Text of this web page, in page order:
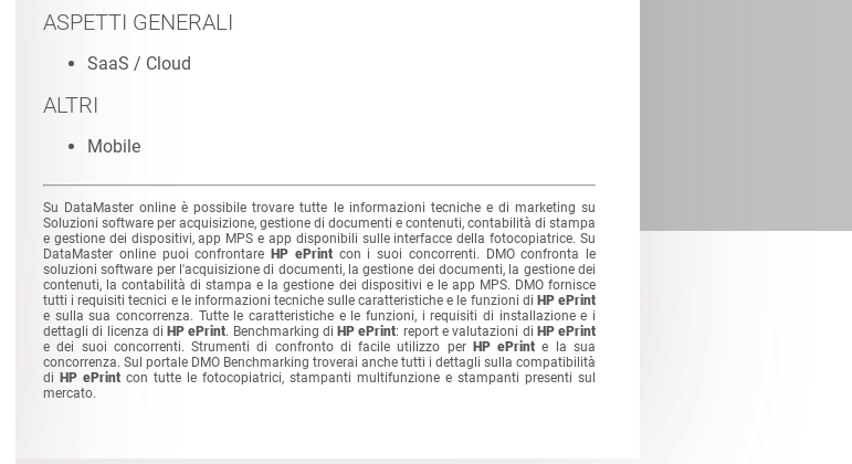
ASPETTI GENERALI
SaaS / Cloud
ALTRI
Mobile
Su DataMaster online è possibile trovare tutte le informazioni tecniche e di marketing su
Soluzioni software per acquisizione, gestione di documenti e contenuti, contabilità di stampa
e gestione dei dispositivi, app MPS e app disponibili sulle interfacce della fotocopiatrice. Su
DataMaster online puoi confrontare HP ePrintcon i suoi concorrenti. DMO confronta le
soluzioni software per l'acquisizione di documenti, la gestione dei documenti, la gestione dei
contenuti, la contabilità di stampa e la gestione dei dispositivi e le app MPS. DMO fornisce
tutti i requisiti tecnici e le informazioni tecniche sulle caratteristiche e le funzioni di HP ePrint
e sulla sua concorrenza. Tutte le caratteristiche e le funzioni, i requisiti di installazione e i
dettagli di licenza di HP ePrint. Benchmarking di HP ePrint: report e valutazioni di HP ePrint
e dei suoi concorrenti. Strumenti di confronto di facile utilizzo per HP ePrint e la sua
concorrenza. Sul portale DMO Benchmarking troverai anche tutti i dettagli sulla compatibilità
di HP ePrint con tutte le fotocopiatrici, stampanti multifunzione e stampanti presenti sul
mercato.